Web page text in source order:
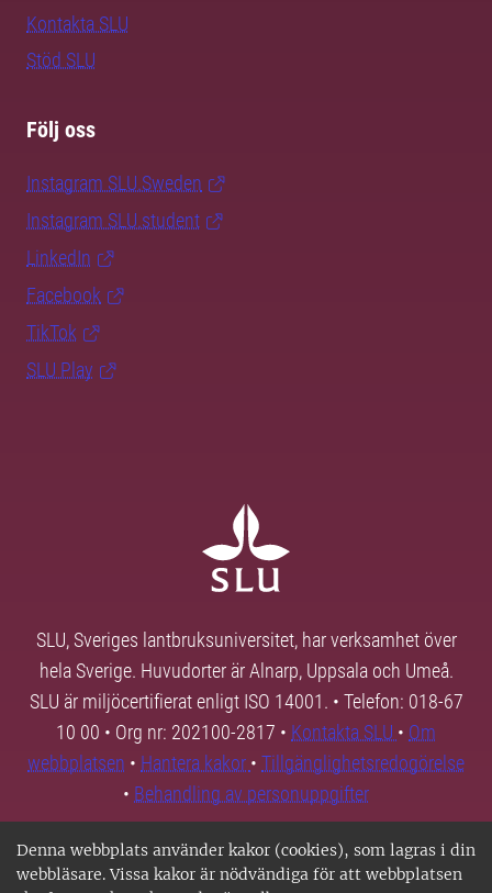
Denna webbplats använder kakor (cookies), som lagras i din
webbläsare. Vissa kakor är nödvändiga för att webbplatsen
Kontakta SLU
Stöd SLU
Följ oss
Instagram SLU.Sweden
Instagram SLU.student
LinkedIn
Facebook
TikTok
SLU Play
SLU, Sveriges lantbruksuniversitet, har verksamhet över
hela Sverige. Huvudorter är Alnarp, Uppsala och Umeå.
SLU är miljöcertifierat enligt ISO 14001. • Telefon: 018-67
10 00 • Org nr: 202100-2817 • Kontakta SLU • Om
webbplatsen • Hantera kakor • Tillgänglighetsredogörelse
• Behandling av personuppgifter